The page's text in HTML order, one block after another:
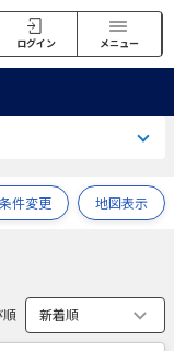
ログイン メニュー
条件変更 地図表示
順